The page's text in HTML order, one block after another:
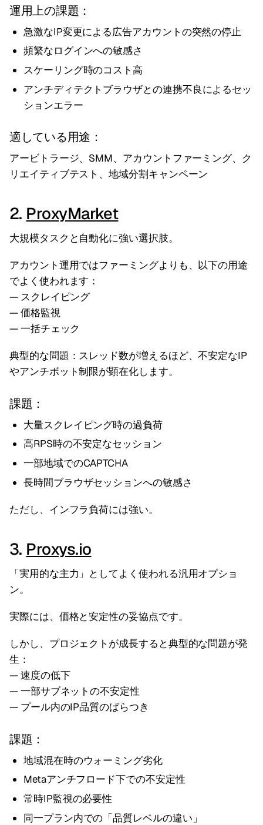
運用上の課題：
急激なIP変更による広告アカウントの突然の停止
頻繁なログインへの敏感さ
スケーリング時のコスト高
アンチディテクトブラウザとの連携不良によるセッ
ションエラー
適している用途：
アービトラージ、SMM、アカウントファーミング、ク
リエイティブテスト、地域分割キャンペーン
2. ProxyMarket
大規模タスクと自動化に強い選択肢。
アカウント運用ではファーミングよりも、以下の用途
でよく使われます：
— スクレイピング
— 価格監視
— 一括チェック
典型的な問題：スレッド数が増えるほど、不安定なIP
やアンチボット制限が顕在化します。
課題：
大量スクレイピング時の過負荷
高RPS時の不安定なセッション
一部地域でのCAPTCHA
長時間ブラウザセッションへの敏感さ
ただし、インフラ負荷には強い。
3. Proxys.io
「実用的な主力」としてよく使われる汎用オプショ
ン。
実際には、価格と安定性の妥協点です。
しかし、プロジェクトが成長すると典型的な問題が発
生：
— 速度の低下
— 一部サブネットの不安定性
— プール内のIP品質のばらつき
課題：
地域混在時のウォーミング劣化
Metaアンチフロード下での不安定性
常時IP監視の必要性
同一プラン内での「品質レベルの違い」